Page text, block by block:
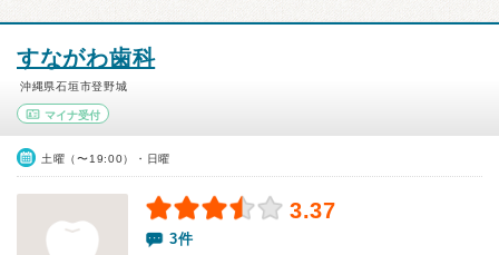
すながわ歯科
沖縄県石垣市登野城
マイナ受付
土曜（〜19:00）・日曜
3.37
3件